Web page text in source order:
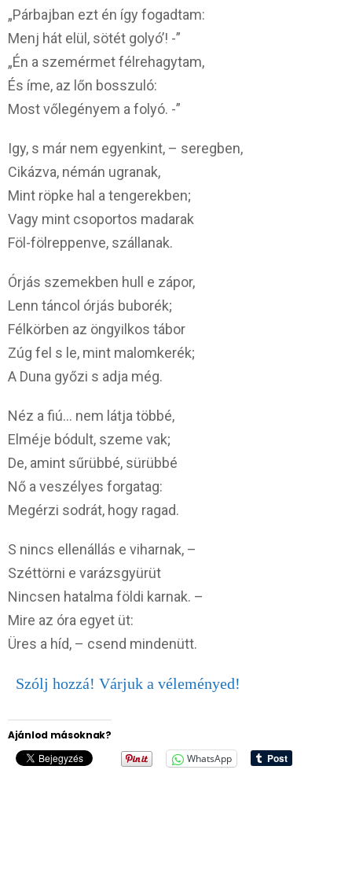
„Párbajban ezt én így fogadtam:
Menj hát elül, sötét golyó’! -”
„Én a szemérmet félrehagytam,
És íme, az lőn bosszuló:
Most vőlegényem a folyó. -”
Igy, s már nem egyenkint, – seregben,
Cikázva, némán ugranak,
Mint röpke hal a tengerekben;
Vagy mint csoportos madarak
Föl-fölreppenve, szállanak.
Órjás szemekben hull e zápor,
Lenn táncol órjás buborék;
Félkörben az öngyilkos tábor
Zúg fel s le, mint malomkerék;
A Duna győzi s adja még.
Néz a fiú… nem látja többé,
Elméje bódult, szeme vak;
De, amint sűrübbé, sürübbé
Nő a veszélyes forgatag:
Megérzi sodrát, hogy ragad.
S nincs ellenállás e viharnak, –
Széttörni e varázsgyürüt
Nincsen hatalma földi karnak. –
Mire az óra egyet üt:
Üres a híd, – csend mindenütt.
Szólj hozzá! Várjuk a véleményed!
Ajánlod másoknak?
WhatsApp